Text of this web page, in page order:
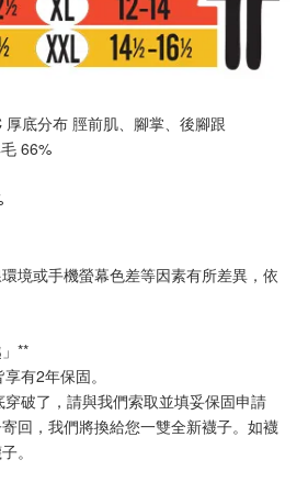
厚底分布 脛前肌、 腳掌、 後腳跟
66%
境或手機螢幕色差等因素有所差異，依
**
有2年保固。
破了，請與我們索取並填妥保固申請
回，我們將換給您一雙全新襪子。如襪
。